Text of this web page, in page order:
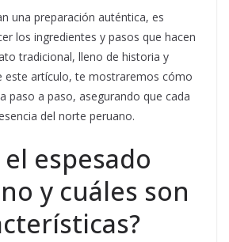
una preparación auténtica, es
los ingredientes y pasos que hacen
tradicional, lleno de historia y
este artículo, te mostraremos cómo
paso a paso, asegurando que cada
del norte peruano.
el espesado
y cuáles son